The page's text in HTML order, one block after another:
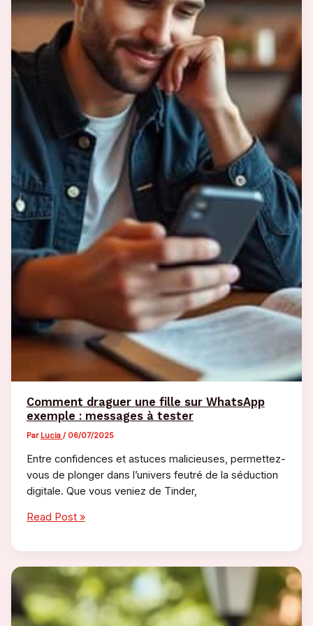
Comment draguer une fille sur WhatsApp
exemple : messages à tester
Par Lucia / 06/07/2025
Entre confidences et astuces malicieuses, permettez-
vous de plonger dans l’univers feutré de la séduction
digitale. Que vous veniez de Tinder,
Comment
une
fille
WhatsApp
exemple
Read Post »